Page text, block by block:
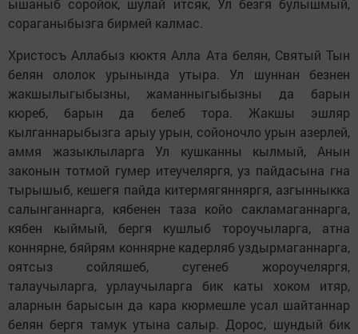
ышаныб соройок, шулай итсяк, Ул безгя булышмый,
сораганыбызга бирмей калмас.
Христосъ Аллабыз кюктя Алла Ата белян, Святый Тын
белян ололок урынында утыра. Ул шуннан безнен
жакшылыгыбызны, жаманныгыбызны да барын
кюреб, барын да белеб тора. Жакшы эшляр
кылганнарыбызга арыу урын, сoйoнoчлo урын aзерлей,
aммя жазыклыларга Ул кушканны кылмый, Анын
законын тотмой гумер итеyчеляргя, yз пайдасына гна
тырышыб, кешегя пайда китермягянняргя, азгынныкка
салынганнарга, кябенен таза кoйo сакламаганнарга,
кябен кыймый, бергя кушлыб тороучыларга, атна
кoннярне, бяйрям кoннярне кадерляб уздырмаганнарга,
оятсыз сoйляшеб, сyгенеб жoрoyчеляргя,
талаучыларга, урлаучыларга бик каты хoкoм итяр,
аларнын барысын да кара кюрмешле усал шайтаннар
белян бергя тамук утына салыр. Дoрoс, шундый бик